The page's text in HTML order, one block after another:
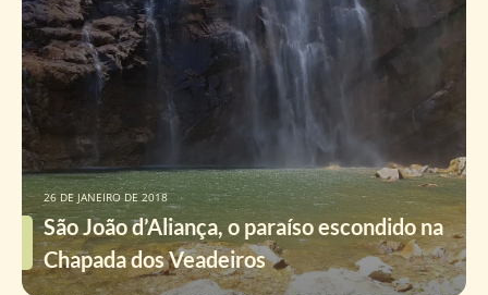
São João d’Aliança, o paraíso escondido na
Chapada dos Veadeiros
26 DE JANEIRO DE 2018